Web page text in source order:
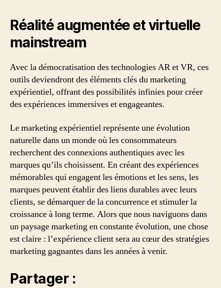
Réalité augmentée et virtuelle
mainstream
Avec la démocratisation des technologies AR et VR, ces
outils deviendront des éléments clés du marketing
expérientiel, offrant des possibilités infinies pour créer
des expériences immersives et engageantes.
Le marketing expérientiel représente une évolution
naturelle dans un monde où les consommateurs
recherchent des connexions authentiques avec les
marques qu’ils choisissent. En créant des expériences
mémorables qui engagent les émotions et les sens, les
marques peuvent établir des liens durables avec leurs
clients, se démarquer de la concurrence et stimuler la
croissance à long terme. Alors que nous naviguons dans
un paysage marketing en constante évolution, une chose
est claire : l’expérience client sera au cœur des stratégies
marketing gagnantes dans les années à venir.
Partager :